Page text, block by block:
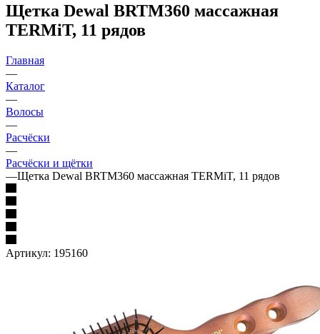
Щетка Dewal BRTM360 массажная
TERMiT, 11 рядов
Главная
—
Каталог
—
Волосы
—
Расчёски
—
Расчёски и щётки
—Щетка Dewal BRTM360 массажная TERMiT, 11 рядов
Артикул: 195160